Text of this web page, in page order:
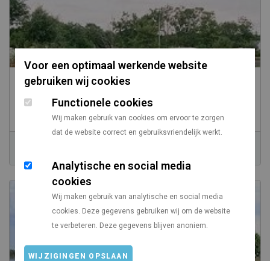
Voor een optimaal werkende website
gebruiken wij cookies
Functionele cookies
Wij maken gebruik van cookies om ervoor te zorgen
dat de website correct en gebruiksvriendelijk werkt.
Analytische en social media
cookies
Wij maken gebruik van analytische en social media
cookies. Deze gegevens gebruiken wij om de website
te verbeteren. Deze gegevens blijven anoniem.
WIJZIGINGEN OPSLAAN
Lough Lannagh Caravan Park